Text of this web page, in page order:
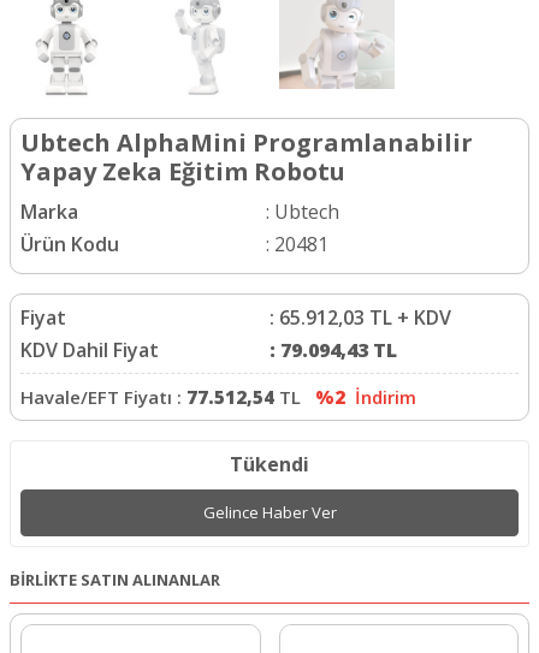
Ubtech AlphaMini Programlanabilir
Yapay Zeka Eğitim Robotu
Marka : Ubtech
Ürün Kodu
: 20481
Fiyat : 65.912,03 TL + KDV
KDV Dahil Fiyat
: 79.094,43 TL
Havale/EFT Fiyatı : 77.512,54 TL %2 İndirim
Tükendi
Gelince Haber Ver
BİRLİKTE SATIN ALINANLAR